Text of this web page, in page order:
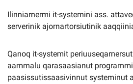
Ilinniarnermi it-systemini ass.
serverinik ajornartorsiutinik
Qanoq it-systemit
aammalu qarasaasianut
paasissutissaasivinnut systeminut